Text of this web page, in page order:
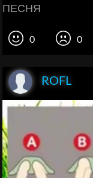
ПЕСНЯ
0 0
ROFL